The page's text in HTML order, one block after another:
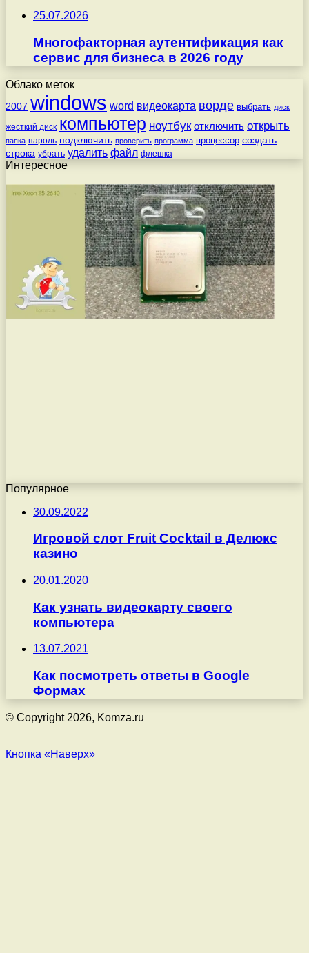
25.07.2026
Многофакторная аутентификация как
сервис для бизнеса в 2026 году
Облако меток
2007 windows word видеокарта ворде выбрать диск
жесткий диск компьютер ноутбук отключить открыть
папка пароль подключить проверить программа процессор создать
строка убрать удалить файл флешка
Интересное
Популярное
30.09.2022
Игровой слот Fruit Cocktail в Делюкс
казино
20.01.2020
Как узнать видеокарту своего
компьютера
13.07.2021
Как посмотреть ответы в Google
Формах
© Copyright 2026, Komza.ru
Кнопка «Наверх»